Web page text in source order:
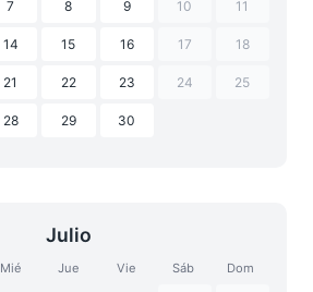
7 8 9 10 11
14 15 16 17 18
21 22 23 24 25
28 29 30
Julio
Mié Jue Vie Sáb Dom